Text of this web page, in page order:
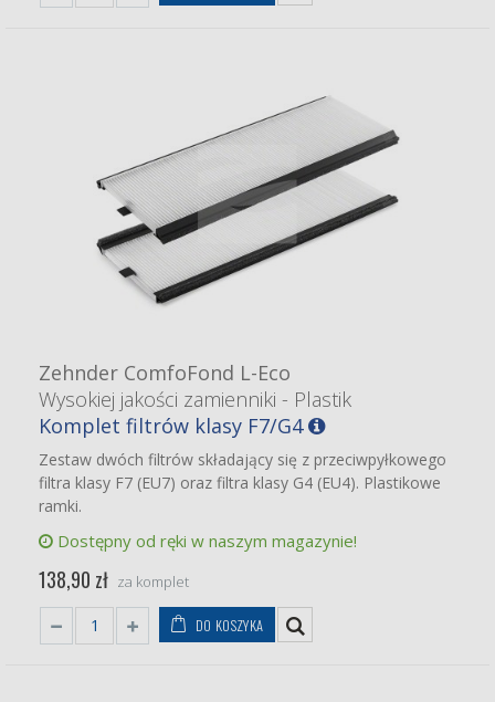
Zehnder ComfoFond L-Eco
Wysokiej jakości zamienniki - Plastik
Komplet filtrów klasy F7/G4
Zestaw dwóch filtrów składający się z przeciwpyłkowego
filtra klasy F7 (EU7) oraz filtra klasy G4 (EU4). Plastikowe
ramki.
Dostępny od ręki w naszym magazynie!
138,90 zł za komplet
DO KOSZYKA